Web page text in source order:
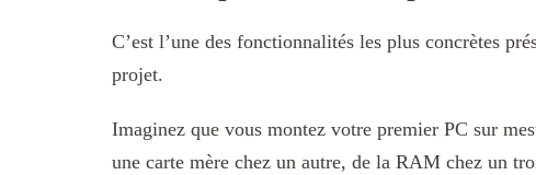
C’est l’une des fonctionnalités les plus concrètes
projet.
Imaginez que vous montez votre premier PC sur
une carte mère chez un autre, de la RAM chez un